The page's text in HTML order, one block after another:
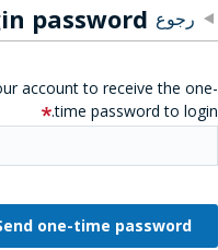
رجوع password
account to receive the one-
time password to login.